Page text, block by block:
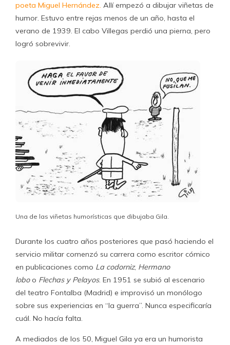
poeta Miguel Hernández. Allí empezó a dibujar viñetas de
humor. Estuvo entre rejas menos de un año, hasta el
verano de 1939. El cabo Villegas perdió una pierna, pero
logró sobrevivir.
Una de las viñetas humorísticas que dibujaba Gila.
Durante los cuatro años posteriores que pasó haciendo el
servicio militar comenzó su carrera como escritor cómico
en publicaciones como La codorniz, Hermano
loboo Flechas y Pelayos. En 1951 se subió al escenario
del teatro Fontalba (Madrid) e improvisó un monólogo
sobre sus experiencias en “la guerra”. Nunca especificaría
cuál. No hacía falta.
A mediados de los 50, Miguel Gila ya era un humorista